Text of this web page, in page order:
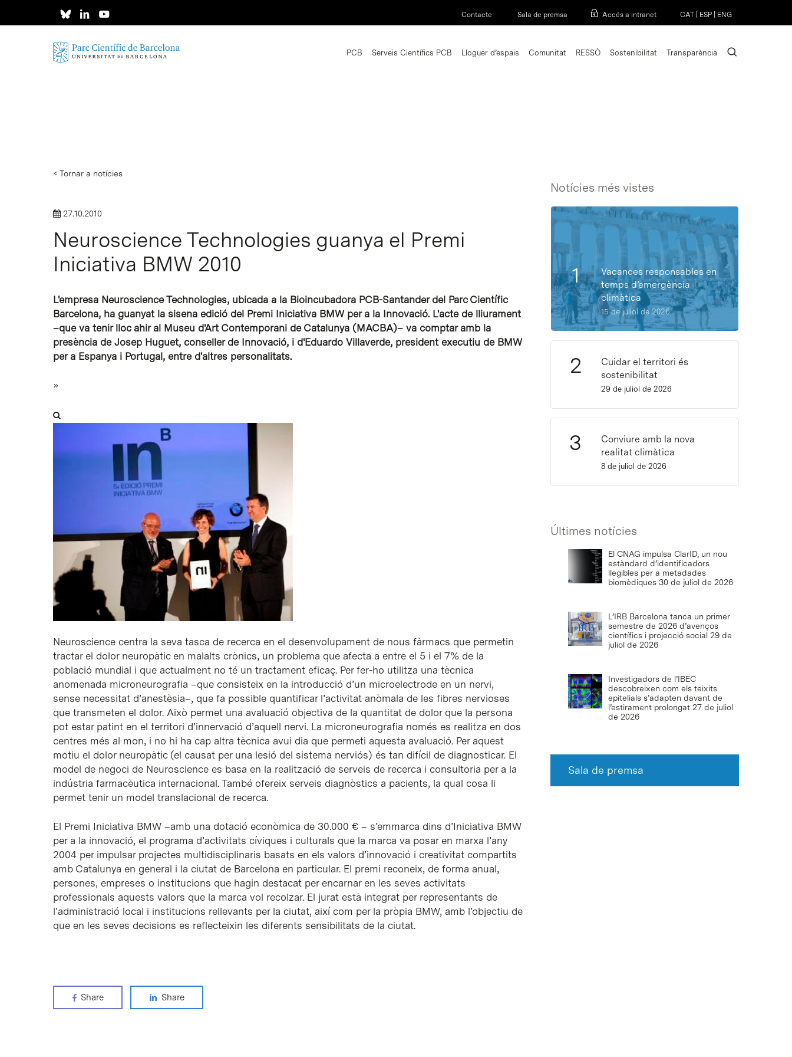
Contacte Sala de premsa Accés a intranet CAT ESP ENG
PCB Serveis Científics PCB Lloguer d’espais Comunitat RESSÒ Sostenibilitat Transparència search
< Tornar a notícies
27.10.2010
Neuroscience Technologies guanya el Premi
Iniciativa BMW 2010
L'empresa Neuroscience Technologies, ubicada a la Bioincubadora PCB-Santander del Parc Científic
Barcelona, ha guanyat la sisena edició del Premi Iniciativa BMW per a la Innovació. L'acte de lliurament
–que va tenir lloc ahir al Museu d'Art Contemporani de Catalunya (MACBA)– va comptar amb la
presència de Josep Huguet, conseller de Innovació, i d'Eduardo Villaverde, president executiu de BMW
per a Espanya i Portugal, entre d'altres personalitats.
»
Neuroscience centra la seva tasca de recerca en el desenvolupament de nous fàrmacs que permetin
tractar el dolor neuropàtic en malalts crònics, un problema que afecta a entre el 5 i el 7% de la
població mundial i que actualment no té un tractament eficaç. Per fer-ho utilitza una tècnica
anomenada microneurografia –que consisteix en la introducció d’un microelectrode en un nervi,
sense necessitat d’anestèsia–, que fa possible quantificar l’activitat anòmala de les fibres nervioses
que transmeten el dolor. Això permet una avaluació objectiva de la quantitat de dolor que la persona
pot estar patint en el territori d’innervació d’aquell nervi. La microneurografia només es realitza en dos
centres més al mon, i no hi ha cap altra tècnica avui dia que permeti aquesta avaluació. Per aquest
motiu el dolor neuropàtic (el causat per una lesió del sistema nerviós) és tan difícil de diagnosticar. El
model de negoci de Neuroscience es basa en la realització de serveis de recerca i consultoria per a la
indústria farmacèutica internacional. També ofereix serveis diagnòstics a pacients, la qual cosa li
permet tenir un model translacional de recerca.
El Premi Iniciativa BMW –amb una dotació econòmica de 30.000 € – s’emmarca dins d’Iniciativa BMW
per a la innovació, el programa d’activitats cíviques i culturals que la marca va posar en marxa l’any
2004 per impulsar projectes multidisciplinaris basats en els valors d’innovació i creativitat compartits
amb Catalunya en general i la ciutat de Barcelona en particular. El premi reconeix, de forma anual,
persones, empreses o institucions que hagin destacat per encarnar en les seves activitats
professionals aquests valors que la marca vol recolzar. El jurat està integrat per representants de
l’administració local i institucions rellevants per la ciutat, així com per la pròpia BMW, amb l’objectiu de
que en les seves decisions es reflecteixin les diferents sensibilitats de la ciutat.
Share Share
Notícies més vistes
Vacances responsables en
temps d’emergència
climàtica
15 de juliol de 2026
Cuidar el territori és
sostenibilitat
29 de juliol de 2026
Conviure amb la nova
realitat climàtica
8 de juliol de 2026
Últimes notícies
El CNAG impulsa ClarID, un nou
estàndard d’identificadors
llegibles per a metadades
biomèdiques 30 de juliol de 2026
L’IRB Barcelona tanca un primer
semestre de 2026 d’avenços
científics i projecció social 29 de
juliol de 2026
Investigadors de l’IBEC
descobreixen com els teixits
epitelials s’adapten davant de
l’estirament prolongat 27 de juliol
de 2026
Sala de premsa